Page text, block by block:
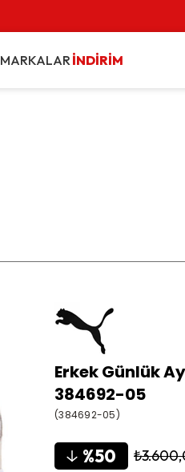
MARKALARİNDİRİM
Erkek Günlük
384692-05
(384692-05)
50